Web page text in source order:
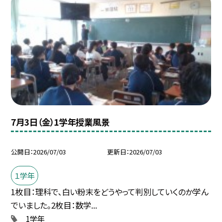
7月3日（金）1学年授業風景
公開日 2026/07/03 更新日 2026/07/03
１学年
1枚目：理科で、白い粉末をどうやって判別していくのか学ん
でいました。2枚目：数学...
1学年